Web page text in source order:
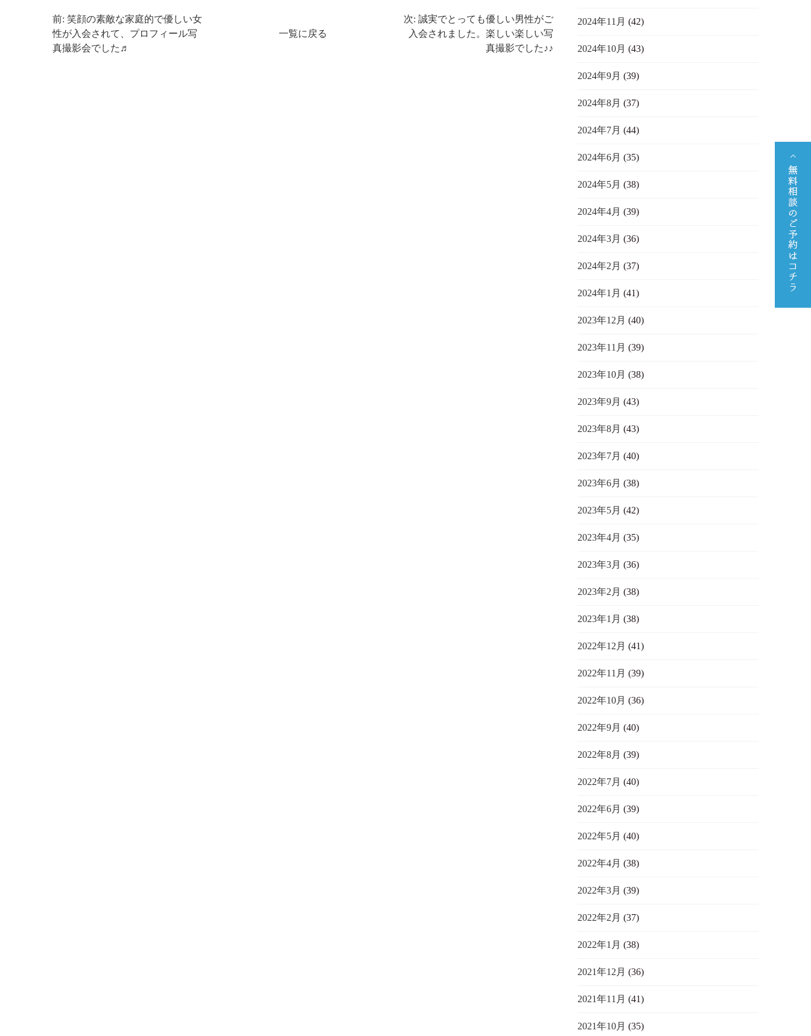
前: 笑顔の素敵な家庭的で優しい女
性が入会されて、プロフィール写
真撮影会でした♬
一覧に戻る
次: 誠実でとっても優しい男性がご
入会されました。楽しい楽しい写
真撮影でした♪♪
2024年11月 (42)
2024年10月 (43)
2024年9月 (39)
2024年8月 (37)
2024年7月 (44)
2024年6月 (35)
2024年5月 (38)
2024年4月 (39)
2024年3月 (36)
2024年2月 (37)
2024年1月 (41)
2023年12月 (40)
2023年11月 (39)
2023年10月 (38)
2023年9月 (43)
2023年8月 (43)
2023年7月 (40)
2023年6月 (38)
2023年5月 (42)
2023年4月 (35)
2023年3月 (36)
2023年2月 (38)
2023年1月 (38)
2022年12月 (41)
2022年11月 (39)
2022年10月 (36)
2022年9月 (40)
2022年8月 (39)
2022年7月 (40)
2022年6月 (39)
2022年5月 (40)
2022年4月 (38)
2022年3月 (39)
2022年2月 (37)
2022年1月 (38)
2021年12月 (36)
2021年11月 (41)
2021年10月 (35)